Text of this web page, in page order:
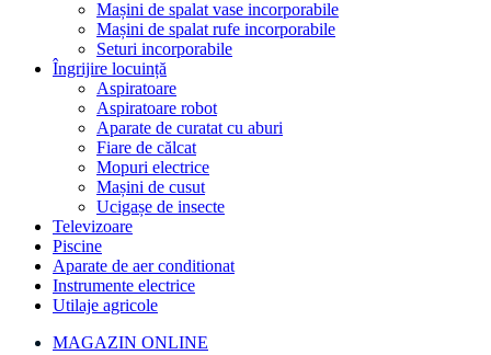
Mașini de spalat vase incorporabile
Mașini de spalat rufe incorporabile
Seturi incorporabile
Îngrijire locuință
Aspiratoare
Aspiratoare robot
Aparate de curatat cu aburi
Fiare de călcat
Mopuri electrice
Mașini de cusut
Ucigașe de insecte
Televizoare
Piscine
Aparate de aer conditionat
Instrumente electrice
Utilaje agricole
MAGAZIN ONLINE